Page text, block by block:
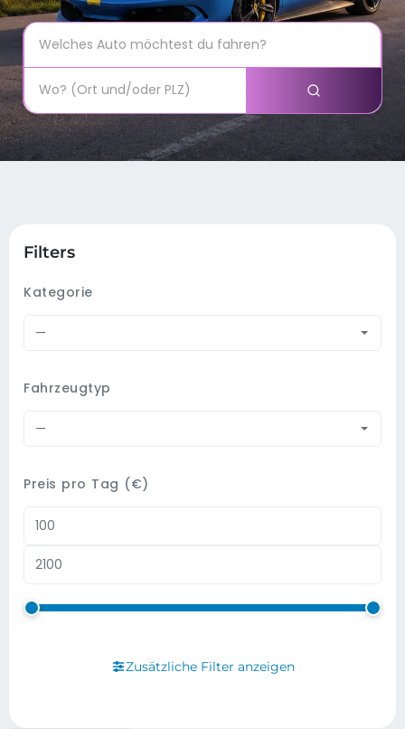
Filters
Kategorie
—
Fahrzeugtyp
—
Preis pro Tag (€)
Zusätzliche Filter anzeigen